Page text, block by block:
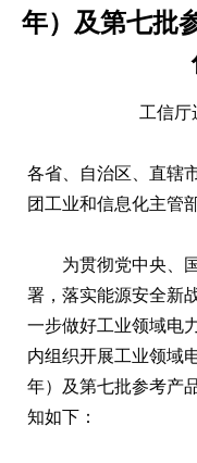
年）及第七批
工信厅
各省、自治区、直辖
团工业和信息化主管
为贯彻党中央、
署，落实能源安全新
一步做好工业领域电
内组织开展工业领域
年）及第七批参考产
知如下：